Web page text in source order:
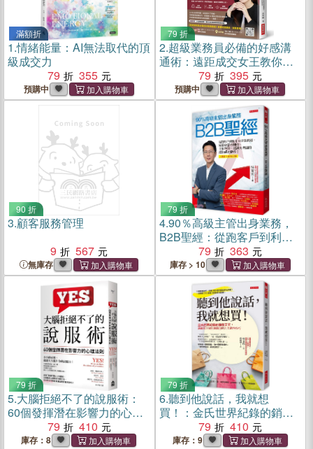
滿額折
1.情緒能量：AI無法取代的頂
級成交力
79
355
預購中
79 折
2.超級業務員必備的好感溝
通術：遠距成交女王教你用
情緒價值，贏得客戶的信任
與成交
79 395
預購中
90 折
3.顧客服務管理
9
567
無庫存
79 折
4.90％高級主管出身業務，
B2B聖經：從跑客戶到利用
AI問對問題，這是你薪水翻
倍、卡位晉升、認識大老闆
的最快成功捷徑！【人機合
作高效成交版】
79 363
庫存 > 10
79 折
5.大腦拒絕不了的說服術：
60個發揮潛在影響力的心理
79 410
庫存：8
79 折
6.聽到他說話，我就想
買！：金氏世界紀錄的銷售
天王，讓顧客立刻打開錢包
的九大銷售技巧
79 410
庫存：9